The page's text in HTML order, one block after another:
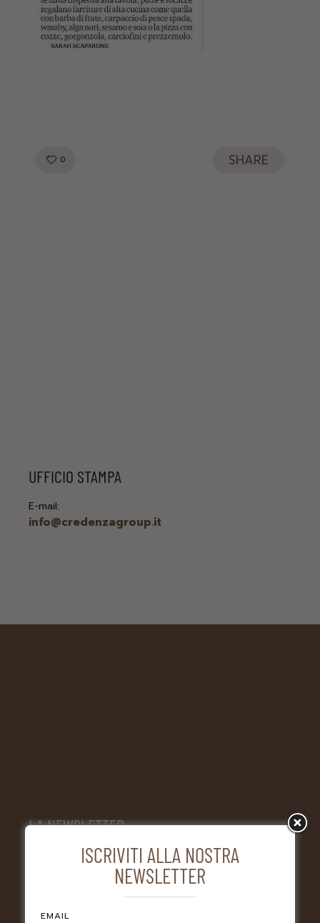
0 SHARE
UFFICIO STAMPA
E-mail:
info@credenzagroup.it
LA NEWSLETTER
Volete essere sempre aggiornati sulle novità che
riguardano i locali di Credenza Group? Iscrivetevi alla
ISCRIVITI ALLA NOSTRA
NEWSLETTER
EMAIL